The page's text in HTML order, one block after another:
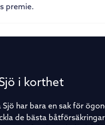
premie.
i korthet
Sjö har bara en sak för
de bästa